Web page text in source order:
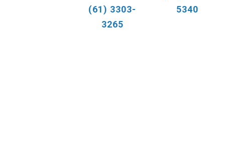
(61) 3303-
3265
5340